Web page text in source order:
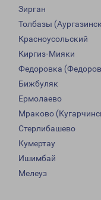
Зирган
Толбазы
Красноусольский
Киргиз-Мияки
Федоровка
Бижбуляк
Ермолаево
Мраково
Стерлибашево
Кумертау
Ишимбай
Мелеуз